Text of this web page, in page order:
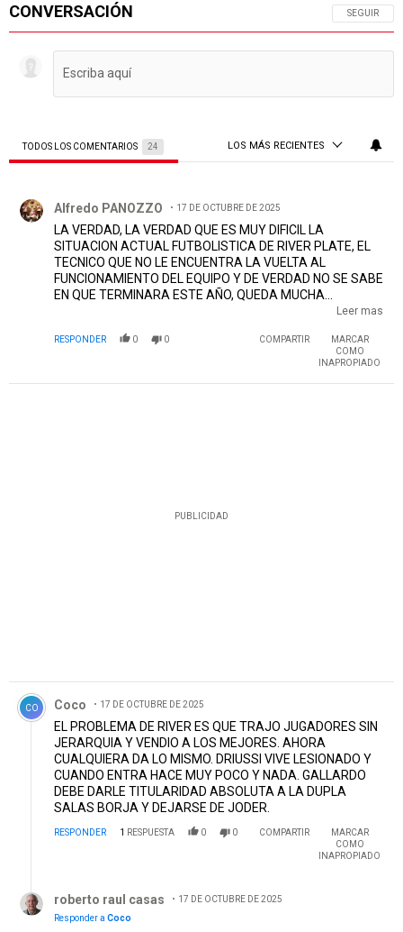
CONVERSACIÓN SIGA ESTA
SEGUIR
TODOS LOS COMENTARIOS 24 LOS MÁS RECIENTES
Alfredo PANOZZO 17 DE OCTUBRE DE 2025
LA VERDAD, LA VERDAD QUE ES MUY DIFICIL LA
SITUACION ACTUAL FUTBOLISTICA DE RIVER PLATE, EL
TECNICO QUE NO LE ENCUENTRA LA VUELTA AL
FUNCIONAMIENTO DEL EQUIPO Y DE VERDAD NO SE SABE
EN QUE TERMINARA ESTE AÑO, QUEDA MUCHA
ESPECTATIVA CON LA COPA ARGENTINA QUE ES EL
EL TORNEO CLAUSURA LO VEO MUY DISTANTE, LOS
EQUIPOS QUE ESTAN QUEDANDO PARA LOS OCTAVOS
Leer mas
RESPONDER 0 0 COMPARTIR
MARCAR
COMO
INAPROPIADO
PUBLICIDAD
Comentario de Coco.
CO Coco 17 DE OCTUBRE DE 2025
EL PROBLEMA DE RIVER ES QUE TRAJO JUGADORES SIN
JERARQUIA Y VENDIO A LOS MEJORES. AHORA
CUALQUIERA DA LO MISMO. DRIUSSI VIVE LESIONADO Y
CUANDO ENTRA HACE MUY POCO Y NADA. GALLARDO
DEBE DARLE TITULARIDAD ABSOLUTA A LA DUPLA
SALAS BORJA Y DEJARSE DE JODER.
RESPONDER 1 RESPUESTA 0 0 COMPARTIR
MARCAR
COMO
INAPROPIADO
roberto raul casas
17 DE OCTUBRE DE 2025
Responder a Coco